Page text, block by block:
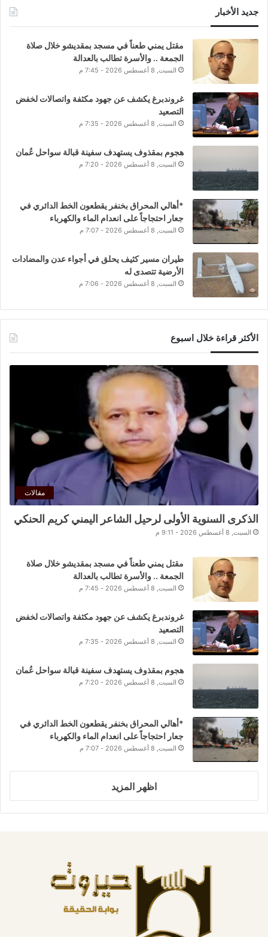
جديد الأخبار
مقتل يمني طعناً في مسجد بمقديشو خلال صلاة
الجمعة .. والأسرة تطالب بالعدالة
السبت, 8 أغسطس 2026 - 7:45 م
غروندبرغ يكشف عن جهود مكثفة واتصالات لخفض
التصعيد
السبت, 8 أغسطس 2026 - 7:35 م
هجوم بمقذوف يستهدف سفينة قبالة سواحل عُمان
السبت, 8 أغسطس 2026 - 7:20 م
*أهالي المحراق بخنفر يقطعون الخط الدائري في
جعار احتجاجاً على انعدام الماء والكهرباء
السبت, 8 أغسطس 2026 - 7:07 م
طيران مسير كثيف يحلق في أجواء عدن والمضادات
الأرضية تتصدى له
السبت, 8 أغسطس 2026 - 7:06 م
الأكثر قراءة خلال اسبوع
مقالات
الذكرى السنوية الأولى لرحيل الشاعر اليمني كريم الحنكي
السبت, 8 أغسطس 2026 - 9:11 م
مقتل يمني طعناً في مسجد بمقديشو خلال صلاة
الجمعة .. والأسرة تطالب بالعدالة
السبت, 8 أغسطس 2026 - 7:45 م
غروندبرغ يكشف عن جهود مكثفة واتصالات لخفض
التصعيد
السبت, 8 أغسطس 2026 - 7:35 م
هجوم بمقذوف يستهدف سفينة قبالة سواحل عُمان
السبت, 8 أغسطس 2026 - 7:20 م
*أهالي المحراق بخنفر يقطعون الخط الدائري في
جعار احتجاجاً على انعدام الماء والكهرباء
السبت, 8 أغسطس 2026 - 7:07 م
اظهر المزيد